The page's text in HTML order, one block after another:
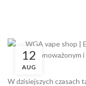
12
AUG
W dzisiejszych czasach